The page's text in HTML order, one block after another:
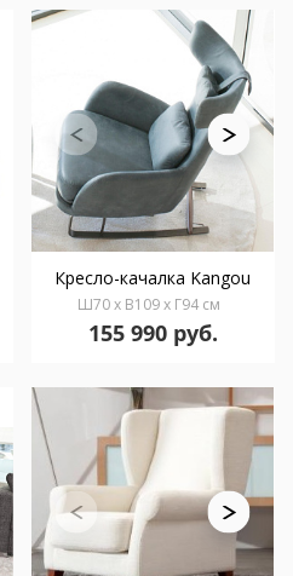
Кресло-качалка Kangou
Ш70 x В109 x Г94 см
155 990 руб.